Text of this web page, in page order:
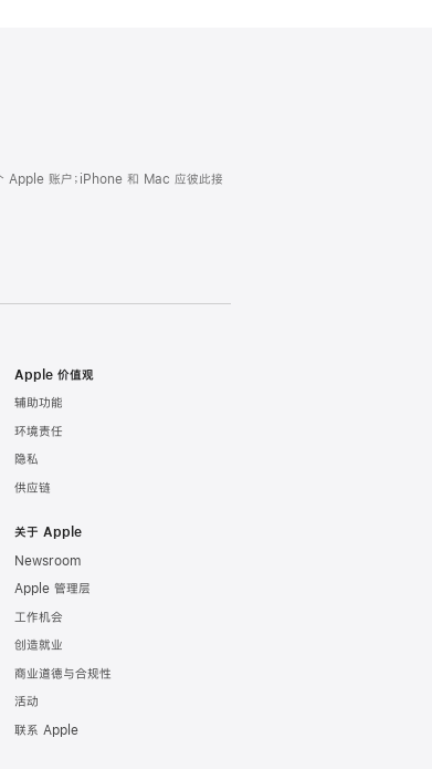
Apple 账户；iPhone 和 Mac 应彼此接
Apple 价值观
辅助功能
环境责任
隐私
供应链
关于 Apple
Newsroom
Apple 管理层
工作机会
创造就业
商业道德与合规性
活动
联系 Apple